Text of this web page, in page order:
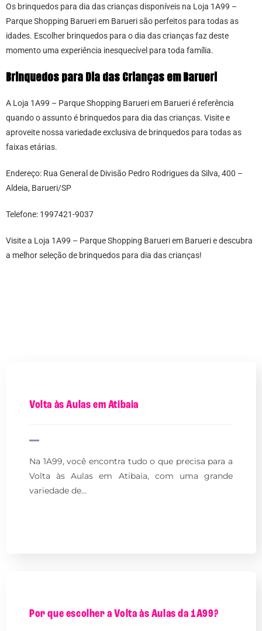
Os brinquedos para dia das crianças disponíveis na Loja 1A99 –
Parque Shopping Barueri em Barueri são perfeitos para todas as
idades. Escolher brinquedos para o dia das crianças faz deste
momento uma experiência inesquecível para toda família.
Brinquedos para Dia das Crianças em Barueri
A Loja 1A99 – Parque Shopping Barueri em Barueri é referência
quando o assunto é brinquedos para dia das crianças. Visite e
aproveite nossa variedade exclusiva de brinquedos para todas as
faixas etárias.
Endereço: Rua General de Divisão Pedro Rodrigues da Silva, 400 –
Aldeia, Barueri/SP
Telefone: 1997421-9037
Visite a Loja 1A99 – Parque Shopping Barueri em Barueri e descubra
a melhor seleção de brinquedos para dia das crianças!
Volta às Aulas em Atibaia
Na 1A99, você encontra tudo o que precisa para a
Volta às Aulas em Atibaia, com uma grande
variedade de…
Por que escolher a Volta às Aulas da 1A99?